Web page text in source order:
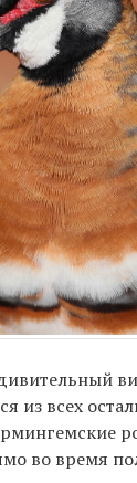
из всех
во время